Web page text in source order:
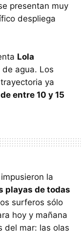
presentan muy
despliega
Lola
agua. Los
ya
entre 10 y 15
la
playas de todas
surferos sólo
hoy y mañana
del mar: las olas